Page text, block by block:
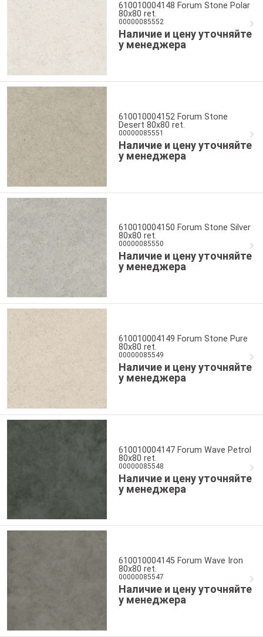
610010004148 Forum Stone Polar
80x80 ret.
00000085552
Наличие и цену уточняйте
у менеджера
610010004152 Forum Stone
Desert 80x80 ret.
00000085551
Наличие и цену уточняйте
у менеджера
610010004150 Forum Stone Silver
80x80 ret.
00000085550
Наличие и цену уточняйте
у менеджера
610010004149 Forum Stone Pure
80x80 ret.
00000085549
Наличие и цену уточняйте
у менеджера
610010004147 Forum Wave Petrol
80x80 ret.
00000085548
Наличие и цену уточняйте
у менеджера
610010004145 Forum Wave Iron
80x80 ret.
00000085547
Наличие и цену уточняйте
у менеджера